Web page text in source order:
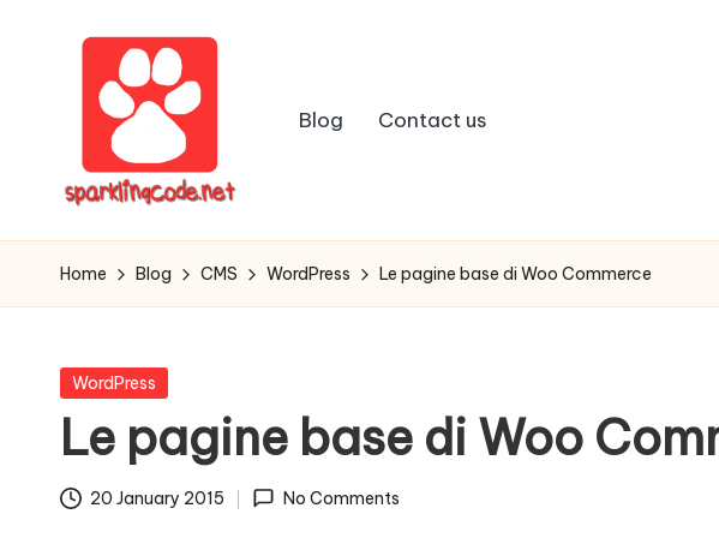
S
p
r
k
li
Intelligent
Software
Blog Contact us
Home Blog CMS WordPress Le pagine base di Woo Commerce
Posted
WordPress
Le pagine base di Woo
20 January 2015 No Comments